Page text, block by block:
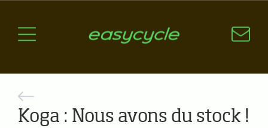
Aspects techniques
Questions / Réponses
Koga : Nous avons du stock !